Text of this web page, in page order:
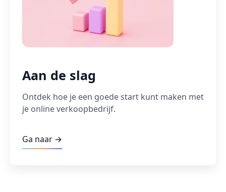
Aan de slag
Ontdek hoe je een goede start kunt maken met
je online verkoopbedrijf.
Ga naar →